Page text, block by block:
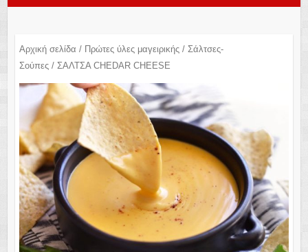
Αρχική σελίδα / Πρώτες ύλες μαγειρικής/ Σάλτσες-
Σούπες/ ΣΑΛΤΣΑ CHEDAR CHEESE